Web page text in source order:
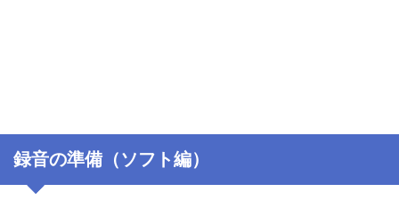
録音の準備（ソフト編）